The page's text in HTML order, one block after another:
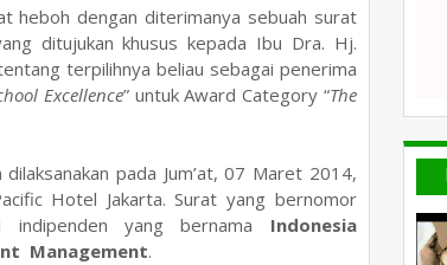
heboh dengan diterimanya sebuah surat
ditujukan khusus kepada Ibu Dra. Hj.
terpilihnya beliau sebagai penerima
Excellence” untuk Award Category “The
pada Jum’at, 07 Maret 2014,
Hotel Jakarta. Surat yang bernomor
indipenden yang bernama Indonesia
Management.